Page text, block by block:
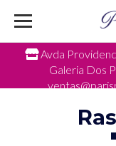
Avda
Galeria Dos